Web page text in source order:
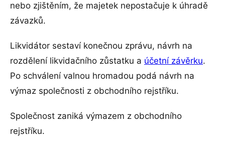
nebo zjištěním, že majetek nepostačuje k úhradě
závazků.
Likvidátor sestaví konečnou zprávu, návrh na
rozdělení likvidačního zůstatku a účetní závěrku.
Po schválení valnou hromadou podá návrh na
výmaz společnosti z obchodního rejstříku.
Společnost zaniká výmazem z obchodního
rejstříku.